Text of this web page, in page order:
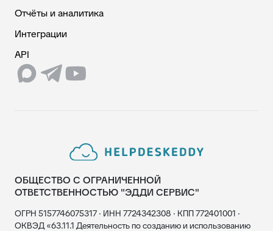
Отчёты и аналитика
Интеграции
API
ОБЩЕСТВО С ОГРАНИЧЕННОЙ
ОТВЕТСТВЕННОСТЬЮ "ЭДДИ СЕРВИС"
ОГРН 5157746075317 · ИНН 7724342308 · КПП 772401001 ·
ОКВЭД «63.11.1 Деятельность по созданию и использованию